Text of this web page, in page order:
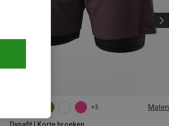
+3 Maten
M XL